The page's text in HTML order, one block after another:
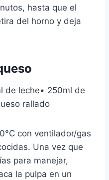
hasta que el
del horno y deja
de leche• 250ml de
rallado
con ventilador/gas
Una vez que
para manejar,
la pulpa en un